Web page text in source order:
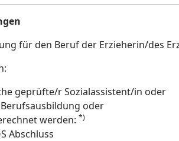
für den Beruf der Erzieherin/des
geprüfte/r Sozialassistent/in oder
oder
werden: *)
Abschluss